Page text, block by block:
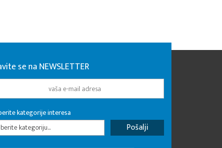
se na NEWSLETTER
kategorije interesa
kategoriju...